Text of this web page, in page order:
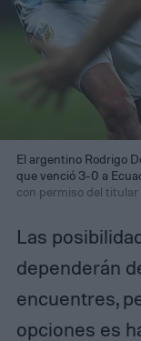
El argentino Rodrigo
que venció 3-0 a
con permiso del
Las
dependerán
encuentres,
opciones es